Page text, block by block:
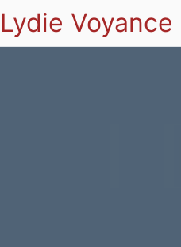
Lydie Voyance